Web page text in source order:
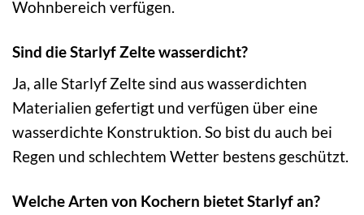
Wohnbereich verfügen.
Sind die Starlyf Zelte wasserdicht?
Ja, alle Starlyf Zelte sind aus wasserdichten
Materialien gefertigt und verfügen über eine
wasserdichte Konstruktion. So bist du auch bei
Regen und schlechtem Wetter bestens geschützt.
Welche Arten von Kochern bietet Starlyf an?